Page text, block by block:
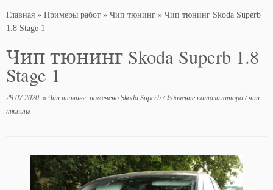
содержимому
Главная » Примеры работ » Чип тюнинг » Чип тюнинг Skoda Superb
1.8 Stage 1
Чип тюнинг Skoda Superb 1.8
Stage 1
29.07.2020 в Чип тюнинг помечено Skoda Superb / Удаление катализатора /чип
тюнинг